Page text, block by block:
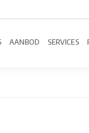
AANBOD SERVICES